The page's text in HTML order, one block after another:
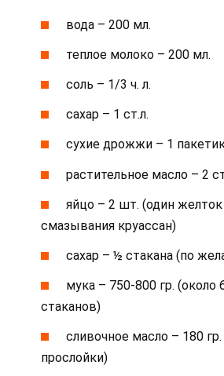
вода – 200 мл.
теплое молоко – 200 мл.
соль – 1/3 ч. л.
сахар – 1 ст.л.
сухие дрожжи – 1
растительное масло – 2
яйцо – 2 шт. (один
смазывания круассан)
сахар – ½ стакана (по
мука – 750-800 гр. (около
стаканов)
сливочное масло – 180
прослойки)